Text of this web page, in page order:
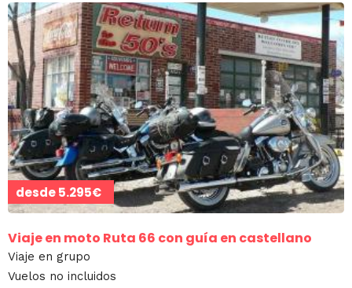
desde5.295€
Viaje en moto Ruta 66 con guía en castellano
Viaje en grupo
Vuelos no incluidos